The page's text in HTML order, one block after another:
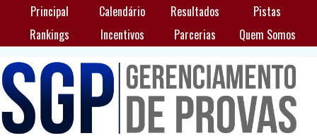
Principal Calendário Resultados
Pistas
Rankings
Incentivos Parcerias Quem Somos